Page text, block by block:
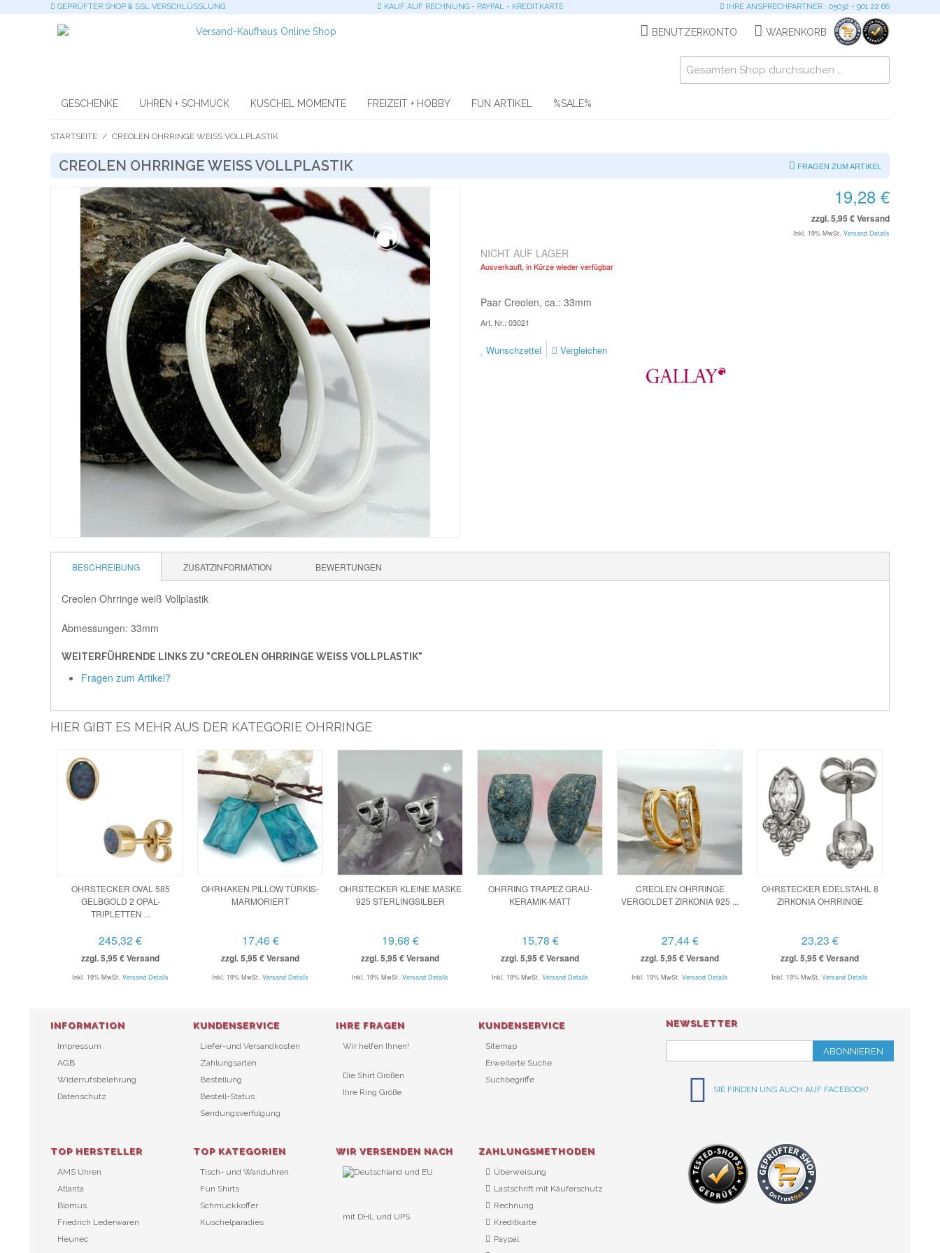
GEPRÜFTER SHOP & SSL VERSCHLÜSSLUNG KAUF AUF RECHNUNG - PAYPAL - KREDITKARTE IHRE ANSPRECHPARTNER : 05032 - 901 22 66
BENUTZERKONTO WARENKORB
GESCHENKE UHREN + SCHMUCK KUSCHEL MOMENTE FREIZEIT + HOBBY FUN ARTIKEL %SALE%
STARTSEITE / CREOLEN OHRRINGE WEISS VOLLPLASTIK
CREOLEN OHRRINGE WEISS VOLLPLASTIK FRAGEN ZUM ARTIKEL
19,28 €
zzgl. 5,95 € Versand
Inkl. 19% MwSt. Versand Details
NICHT AUF LAGER
Ausverkauft, in Kürze wieder verfügbar
Paar Creolen, ca.: 33mm
Art. Nr.: 03021
Wunschzettel Vergleichen
BESCHREIBUNG ZUSATZINFORMATION BEWERTUNGEN
Creolen Ohrringe weiß Vollplastik
Abmessungen: 33mm
WEITERFÜHRENDE LINKS ZU "CREOLEN OHRRINGE WEISS VOLLPLASTIK"
Fragen zum Artikel?
HIER GIBT ES MEHR AUS DER KATEGORIE OHRRINGE
OHRSTECKER OVAL 585
GELBGOLD 2 OPAL-
TRIPLETTEN ...
245,32 €
zzgl. 5,95 € Versand
Inkl. 19% MwSt. Versand Details
OHRHAKEN PILLOW TÜRKIS-
MARMORIERT
17,46 €
zzgl. 5,95 € Versand
Inkl. 19% MwSt. Versand Details
OHRSTECKER KLEINE MASKE
925 STERLINGSILBER
19,68 €
zzgl. 5,95 € Versand
Inkl. 19% MwSt. Versand Details
OHRRING TRAPEZ GRAU-
KERAMIK-MATT
15,78 €
zzgl. 5,95 € Versand
Inkl. 19% MwSt. Versand Details
CREOLEN OHRRINGE
VERGOLDET ZIRKONIA 925 ...
27,44 €
zzgl. 5,95 € Versand
Inkl. 19% MwSt. Versand Details
OHRSTECKER EDELSTAHL 8
ZIRKONIA OHRRINGE
23,23 €
zzgl. 5,95 € Versand
Inkl. 19% MwSt. Versand Details
NEWSLETTER
ABONNIEREN
SIE FINDEN UNS AUCH AUF FACEBOOK!
INFORMATION
Impressum
AGB
Widerrufsbelehrung
Datenschutz
KUNDENSERVICE
Liefer-und Versandkosten
Zahlungsarten
Bestellung
Bestell-Status
Sendungsverfolgung
IHRE FRAGEN
Wir helfen Ihnen!
Die Shirt Größen
Ihre Ring Größe
KUNDENSERVICE
Sitemap
Erweiterte Suche
Suchbegriffe
TOP HERSTELLER
AMS Uhren
Atlanta
Blomus
Friedrich Lederwaren
Heunec
TOP KATEGORIEN
Tisch- und Wanduhren
Fun Shirts
Schmuckkoffer
Kuschelparadies
WIR VERSENDEN NACH
mit DHL und UPS
ZAHLUNGSMETHODEN
Überweisung
Lastschrift mit Käuferschutz
Rechnung
Kreditkarte
Paypal